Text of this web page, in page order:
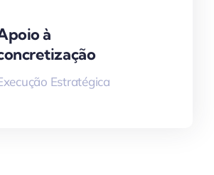
à
Estratégica